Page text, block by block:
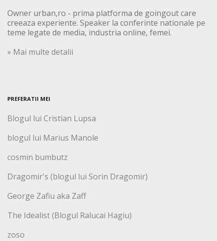
Owner urban,ro - prima platforma de goingout care
creeaza experiente. Speaker la conferinte nationale pe
teme legate de media, industria online, femei.
» Mai multe detalii
PREFERATII MEI
Blogul lui Cristian Lupsa
blogul lui Marius Manole
cosmin bumbutz
Dragomir's (blogul lui Sorin Dragomir)
George Zafiu aka Zaff
The Idealist (Blogul Ralucai Hagiu)
zoso